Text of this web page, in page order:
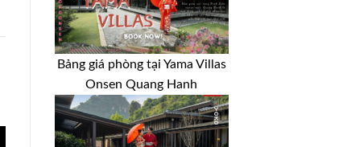
Bảng giá phòng tại Yama Villas
Onsen Quang Hanh